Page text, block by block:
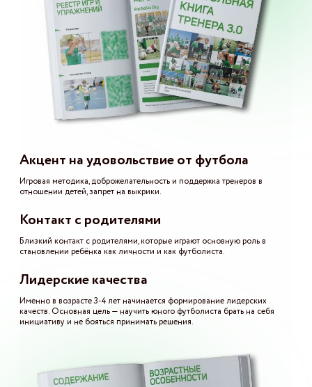
Акцент на удовольствие от футбола
Игровая методика, доброжелательность и поддержка тренеров в
отношении детей, запрет на выкрики.
Контакт с родителями
Близкий контакт с родителями, которые играют основную роль в
становлении ребёнка как личности и как футболиста.
Лидерские качества
Именно в возрасте 3-4 лет начинается формирование лидерских
качеств. Основная цель — научить юного футболиста брать на себя
инициативу и не бояться принимать решения.